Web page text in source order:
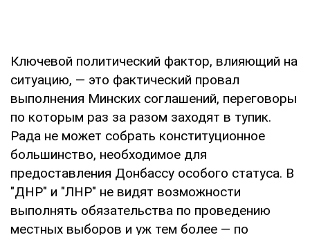
Ключевой политический фактор, влияющий на
ситуацию, — это фактический провал
выполнения Минских соглашений, переговоры
по которым раз за разом заходят в тупик.
Рада не может собрать конституционное
большинство, необходимое для
предоставления Донбассу особого статуса. В
"ДНР" и "ЛНР" не видят возможности
выполнять обязательства по проведению
местных выборов и уж тем более — по